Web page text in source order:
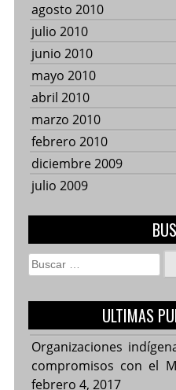
agosto 2010
julio 2010
junio 2010
mayo 2010
abril 2010
marzo 2010
febrero 2010
diciembre 2009
julio 2009
Buscar:
ULTIMAS
Organizaciones
compromisos con el
febrero 4, 2017